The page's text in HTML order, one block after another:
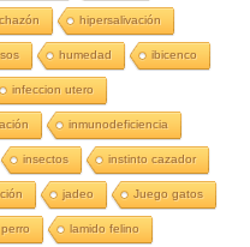
hipersalivación
humedad ibicenco
infeccion utero
inmunodeficiencia
insectos instinto cazador
jadeo Juego gatos
lamido felino